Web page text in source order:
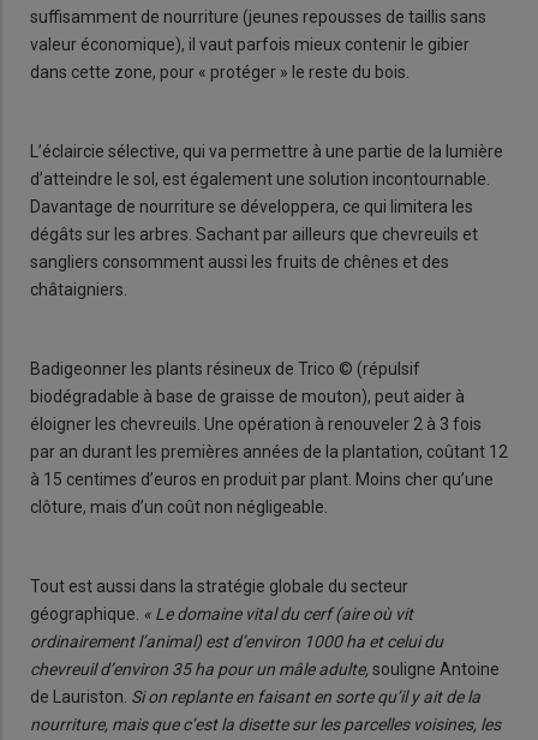
suffisamment de nourriture (jeunes repousses de taillis sans
valeur économique), il vaut parfois mieux contenir le gibier
dans cette zone, pour « protéger » le reste du bois.
L’éclaircie sélective, qui va permettre à une partie de la lumière
d’atteindre le sol, est également une solution incontournable.
Davantage de nourriture se développera, ce qui limitera les
dégâts sur les arbres. Sachant par ailleurs que chevreuils et
sangliers consomment aussi les fruits de chênes et des
châtaigniers.
Badigeonner les plants résineux de Trico © (répulsif
biodégradable à base de graisse de mouton), peut aider à
éloigner les chevreuils. Une opération à renouveler 2 à 3 fois
par an durant les premières années de la plantation, coûtant 12
à 15 centimes d’euros en produit par plant. Moins cher qu’une
clôture, mais d’un coût non négligeable.
Tout est aussi dans la stratégie globale du secteur
géographique. « Le domaine vital du cerf (aire où vit
ordinairement l’animal) est d’environ 1000 ha et celui du
chevreuil d’environ 35 ha pour un mâle adulte, souligne Antoine
de Lauriston. Si on replante en faisant en sorte qu’il y ait de la
nourriture, mais que c’est la disette sur les parcelles voisines, les